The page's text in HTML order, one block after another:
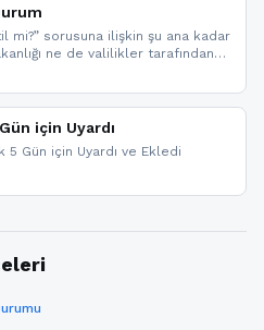
mi?” sorusuna ilişkin şu ana kadar
ne de valilikler tarafından
tatil açıklaması bulunmamaktadır.
hızlı şekilde haberdar olmak için
ve bildirimleri açabilirsiniz.
için Uyardı
Gün için Uyardı ve Ekledi